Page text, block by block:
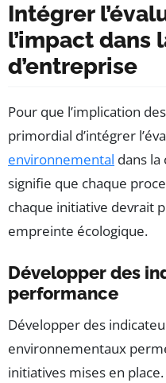
Intégrer
l’impact dans
d’entreprise
Pour que l’implication
primordial d’intégrer
environnemental dans la
signifie que chaque
chaque initiative devrait
empreinte écologique.
Développer des
performance
Développer des
environnementaux
initiatives mises en